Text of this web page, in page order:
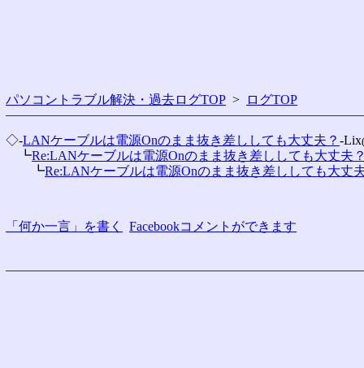
パソコントラブル解決・過去ログTOP > ログTOP
◇-LANケーブルは電源Onのまま抜き差ししても大丈夫？ -Lix
┗Re:LANケーブルは電源Onのまま抜き差ししても大丈夫
┗Re:LANケーブルは電源Onのまま抜き差ししても大丈
「何か一言」を書く Facebookコメントができます